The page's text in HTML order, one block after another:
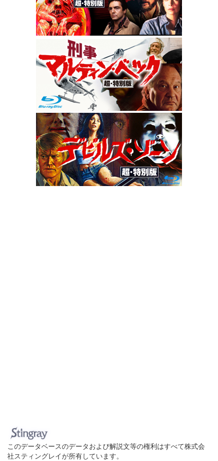
このデータベースのデータおよび解説文等の権利はすべて株式会
社スティングレイが所有しています。